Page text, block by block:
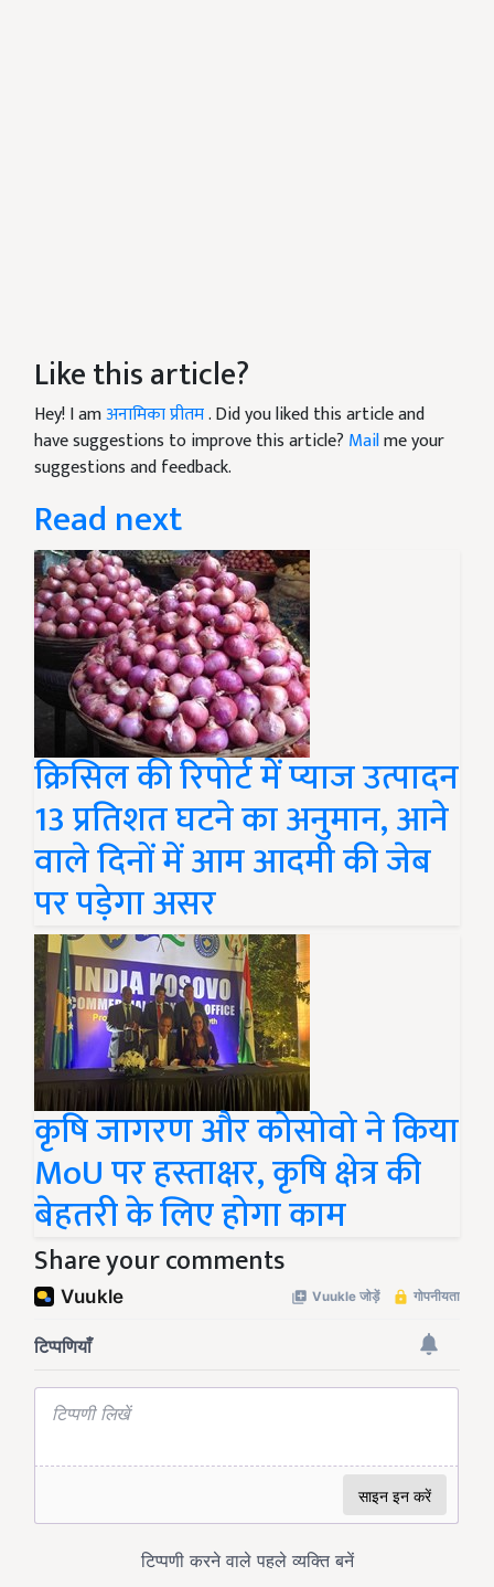
Like this article?
Hey! I amअनामिका प्रीतम. Did you liked this article and
have suggestions to improve this article? Mailme your
suggestions and feedback.
Read next
क्रिसिल की रिपोर्ट में प्याज उत्पादन
13 प्रतिशत घटने का अनुमान, आने
वाले दिनों में आम आदमी की जेब
पर पड़ेगा असर
कृषि जागरण और कोसोवो ने किया
MoU पर हस्ताक्षर, कृषि क्षेत्र की
बेहतरी के लिए होगा काम
Share your comments